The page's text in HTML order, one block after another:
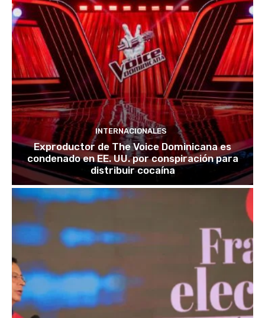
INTERNACIONALES
Exproductor de The Voice Dominicana es
condenado en EE. UU. por conspiración para
distribuir cocaína